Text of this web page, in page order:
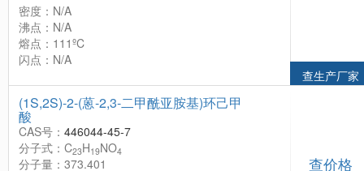
密度：N/A
沸点：N/A
熔点：111ºC
闪点：N/A
查生产厂家
(1S,2S)-2-(蒽-2,3-二甲酰亚胺基)环己甲
酸
CAS号： 446044-45-7
分子式：C23H19NO4
分子量：373.401
查价格